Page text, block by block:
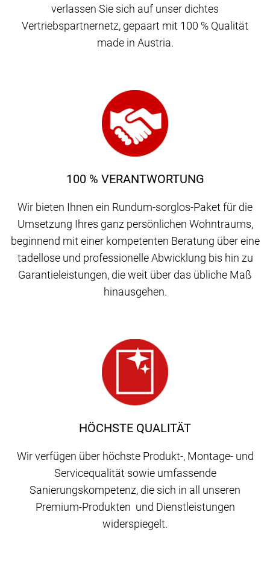
verlassen Sie sich auf unser dichtes
Vertriebspartnernetz, gepaart mit 100 % Qualität
made in Austria.
HÖCHSTE QUALITÄT
Wir verfügen über höchste Produkt-, Montage- und
Servicequalität sowie umfassende
Sanierungskompetenz, die sich in all unseren
Premium-Produkten und Dienstleistungen
widerspiegelt.
100 % VERANTWORTUNG
Wir bieten Ihnen ein Rundum-sorglos-Paket für die
Umsetzung Ihres ganz persönlichen Wohntraums,
beginnend mit einer kompetenten Beratung über eine
tadellose und professionelle Abwicklung bis hin zu
Garantieleistungen, die weit über das übliche Maß
hinausgehen.